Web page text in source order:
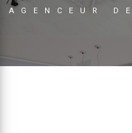
AGENCEUR